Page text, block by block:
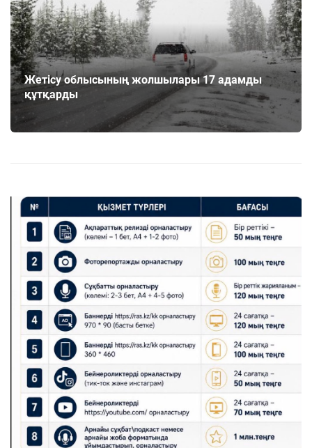
Жетісу облысының жолшылары 17 адамды
құтқарды